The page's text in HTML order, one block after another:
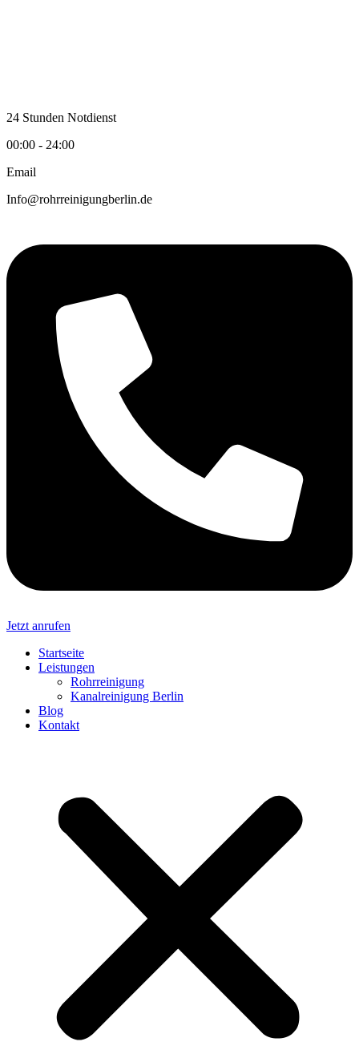
24 Stunden Notdienst
00:00 - 24:00
Email
Info@rohrreinigungberlin.de
Jetzt anrufen
Startseite
Leistungen
Rohrreinigung
Kanalreinigung Berlin
Blog
Kontakt